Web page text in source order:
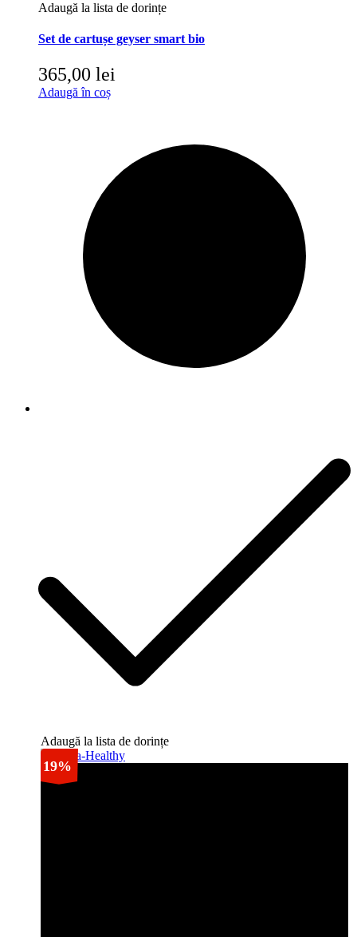
Adaugă la lista de dorințe
Set de cartușe geyser smart bio
365,00 lei
Adaugă în coș
Adaugă la lista de dorințe
19%